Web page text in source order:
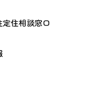
住相談窓口